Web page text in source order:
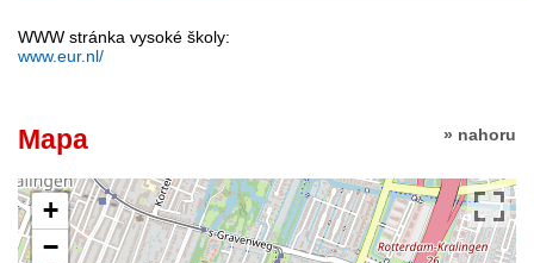
WWW stránka vysoké školy:
www.eur.nl/
» nahoru
Mapa
+
−